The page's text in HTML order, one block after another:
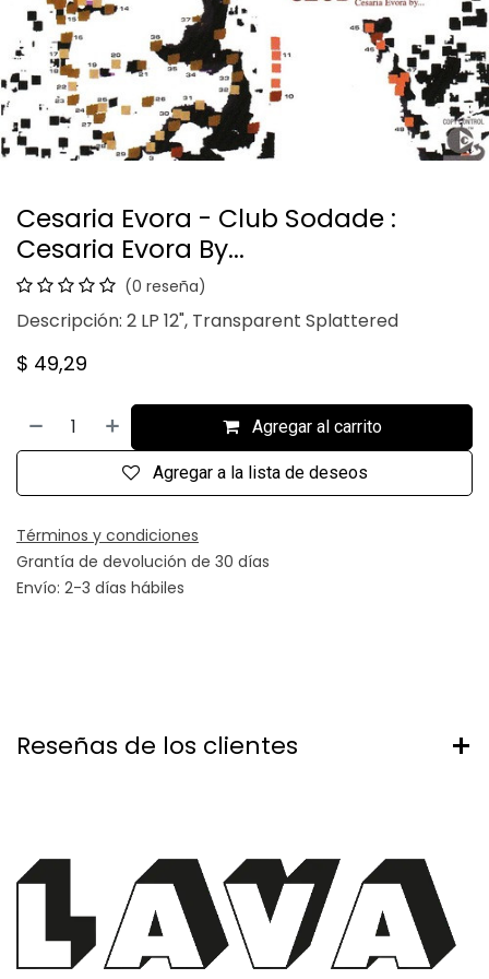
Cesaria Evora - Club Sodade :
Cesaria Evora By...
(0 reseña)
Descripción: 2 LP 12", Transparent Splattered
$ 49,29
Agregar al carrito
Agregar a la lista de deseos
Términos y condiciones
Grantía de devolución de 30 días
Envío: 2-3 días hábiles
Reseñas de los clientes